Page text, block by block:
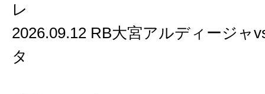
レ
2026.09.12 RB大宮アルディージャ
タ